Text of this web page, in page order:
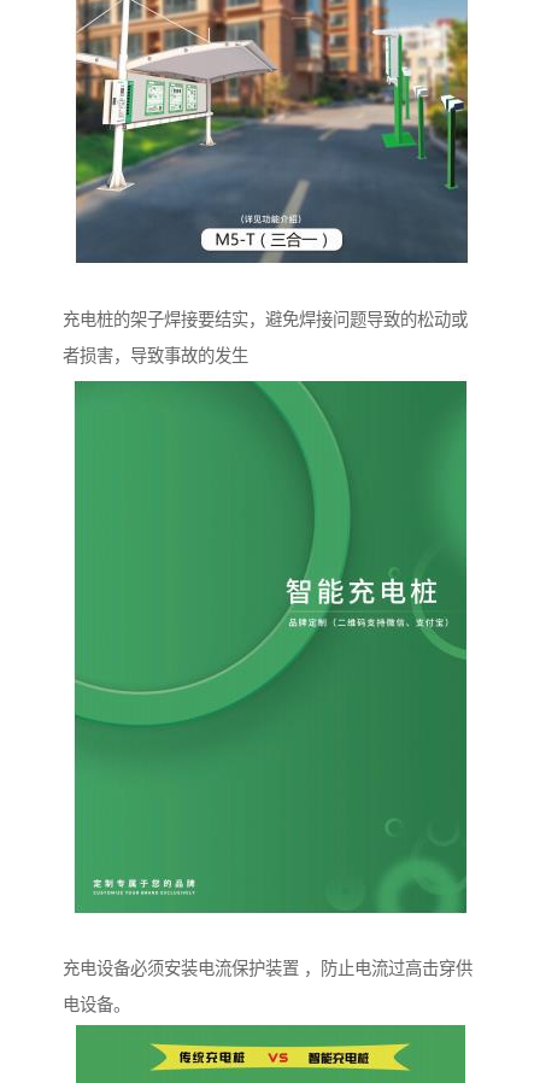
充电桩的架子焊接要结实，避免焊接问题导致的松动或
者损害，导致事故的发生
充电设备必须安装电流保护装置 ，防止电流过高击穿供
电设备。